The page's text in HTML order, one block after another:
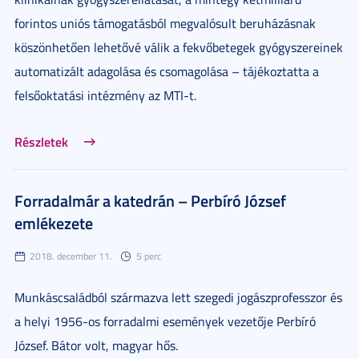
forintos uniós támogatásból megvalósult beruházásnak
köszönhetően lehetővé válik a fekvőbetegek gyógyszereinek
automatizált adagolása és csomagolása – tájékoztatta a
felsőoktatási intézmény az MTI-t.
Részletek
Forradalmár a katedrán – Perbíró József
emlékezete
2018. december 11. 5 perc
Munkáscsaládból származva lett szegedi jogászprofesszor és
a helyi 1956-os forradalmi események vezetője Perbíró
József. Bátor volt, magyar hős.